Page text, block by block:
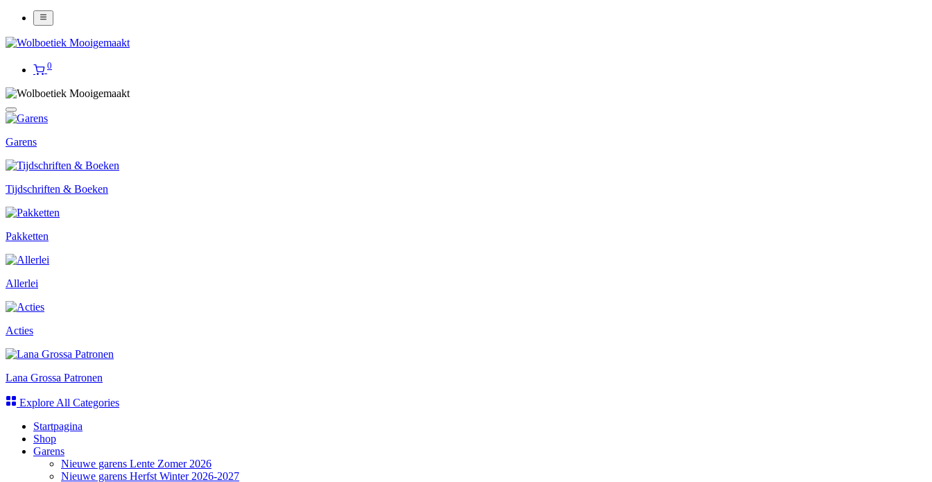
0
Garens
Tijdschriften & Boeken
Pakketten
Allerlei
Acties
Lana Grossa Patronen
Explore All Categories
Startpagina
Shop
Garens
Nieuwe garens Lente Zomer 2026
Nieuwe garens Herfst Winter 2026-2027